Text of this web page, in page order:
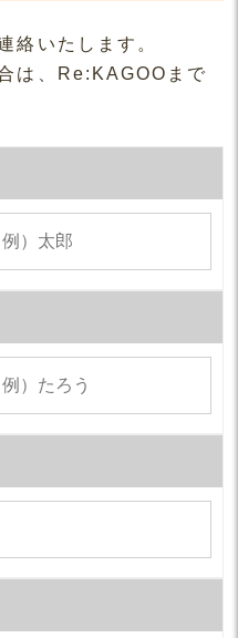
絡いたします。
は、Re:KAGOOまで